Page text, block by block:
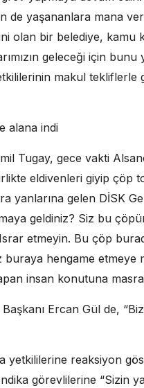
de yaşananlara mana
olan bir belediye,
geleceği için
makul tekliflerle
alana indi
Tugay, gece vakti
eldivenleri giyip çöp
yanlarına gelen DİSK
geldiniz? Siz bu
etmeyin. Bu çöp
buraya hengame
insan konutuna
Ercan Gül de,
yetkililerine reaksiyon
görevlilerine “Sizin